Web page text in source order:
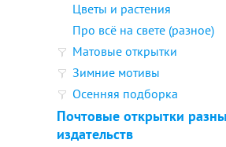
Цветы и растения
Про всё на свете (разное)
Матовые открытки
Зимние мотивы
Осенняя подборка
Почтовые открытки
издательств